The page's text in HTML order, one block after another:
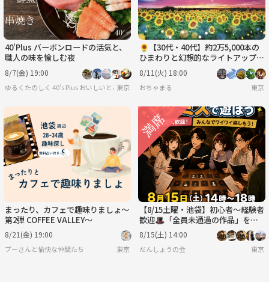
40'Plus バーボンロードの活気と、
職人の味を愉しむ夜
8/7(金) 19:00
ゆるくたのしく 40’s Plus おいしいとここちよい時間を
東京
🌻【30代・40代】約2万5,000本の
ひまわりと幻想的なライトアップを
見に行こう
8/11(火) 18:00
おちゃまる 東京
まったり、カフェで趣味りましょ〜
第2弾 COFFEE VALLEY〜
8/21(金) 19:00
プーさんと愉快な仲間たち 東京
【8/15土曜・池袋】初心者〜経験者
歓迎🎩「全員未通過の作品」をそ
の場で選んで遊ぶマダミス会【前日
ｷｬﾝｾﾙ返金OK】
8/15(土) 14:00
だんしょうの会 東京